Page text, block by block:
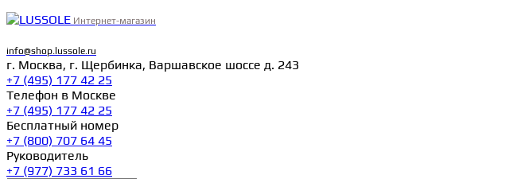
Интернет-магазин
info@shop.lussole.ru
г. Москва, г. Щербинка, Варшавское шоссе д. 243
+7 (495) 177 42 25
Телефон в Москве
+7 (495) 177 42 25
Бесплатный номер
+7 (800) 707 64 45
Руководитель
+7 (977) 733 61 66